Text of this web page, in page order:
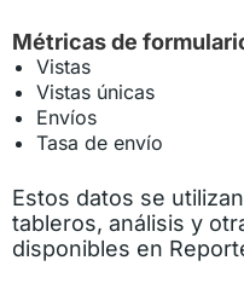
Métricas de
Vistas
Vistas únicas
Envíos
Tasa de envío
Estos datos se
tableros, análisis y
disponibles en